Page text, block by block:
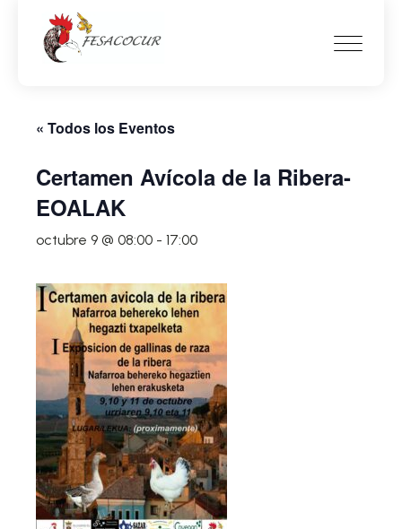
« Todos los Eventos
Certamen Avícola de la Ribera-
EOALAK
octubre 9 @ 08:00 - 17:00